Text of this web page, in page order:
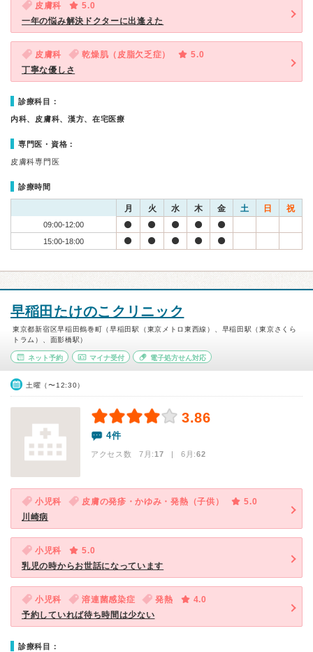
皮膚科
5.0
一年の悩み解決ドクターに出逢えた
皮膚科 乾燥肌（皮脂欠乏症）
5.0
丁寧な優しさ
診療科目：
内科、皮膚科、漢方、在宅医療
専門医・資格：
皮膚科専門医
診療時間
月 火 水 木 金 土 日 祝
09:00-12:00
15:00-18:00
早稲田たけのこクリニック
東京都新宿区早稲田鶴巻町（早稲田駅（東京メトロ東西線）、早稲田駅（東京さくら
トラム）、面影橋駅）
ネット予約 マイナ受付 電子処方せん対応
土曜（〜12:30）
3.86
4件
アクセス数 7月:17 | 6月:62
小児科 皮膚の発疹・かゆみ・発熱（子供）
5.0
川崎病
小児科
5.0
乳児の時からお世話になっています
小児科 溶連菌感染症 発熱
4.0
予約していれば待ち時間は少ない
診療科目：